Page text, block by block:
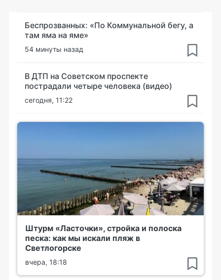
Беспрозванных: «По Коммунальной бегу, а
там яма на яме»
54 минуты назад
В ДТП на Советском проспекте
пострадали четыре человека (видео)
сегодня, 11:22
Штурм «Ласточки», стройка и полоска
песка: как мы искали пляж в
Светлогорске
вчера, 18:18